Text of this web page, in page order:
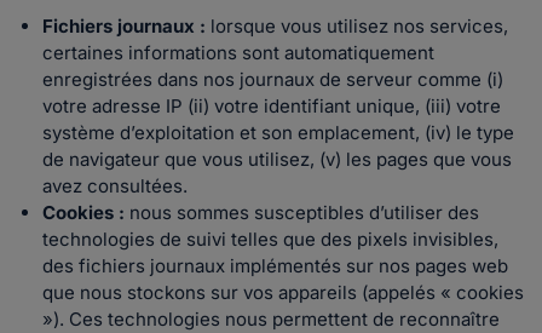
Fichiers journaux : lorsque vous utilisez nos services,
certaines informations sont automatiquement
enregistrées dans nos journaux de serveur comme (i)
votre adresse IP (ii) votre identifiant unique, (iii) votre
système d’exploitation et son emplacement, (iv) le type
de navigateur que vous utilisez, (v) les pages que vous
avez consultées.
Cookies : nous sommes susceptibles d’utiliser des
technologies de suivi telles que des pixels invisibles,
des fichiers journaux implémentés sur nos pages web
que nous stockons sur vos appareils (appelés « cookies
»). Ces technologies nous permettent de reconnaître